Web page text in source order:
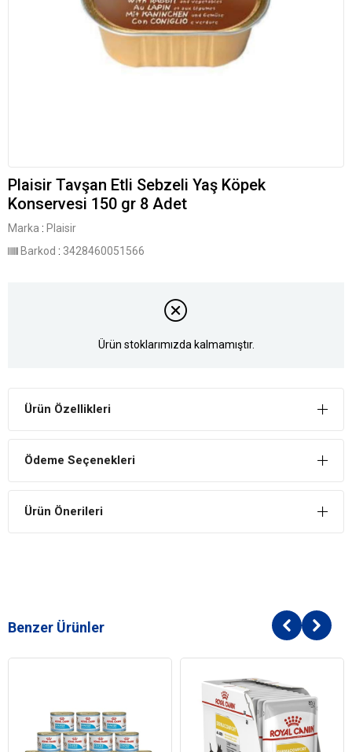
Plaisir Tavşan Etli Sebzeli Yaş Köpek
Konservesi 150 gr 8 Adet
Marka : Plaisir
Barkod : 3428460051566
Ürün stoklarımızda kalmamıştır.
Ürün Özellikleri
Ödeme Seçenekleri
Ürün Önerileri
Benzer Ürünler